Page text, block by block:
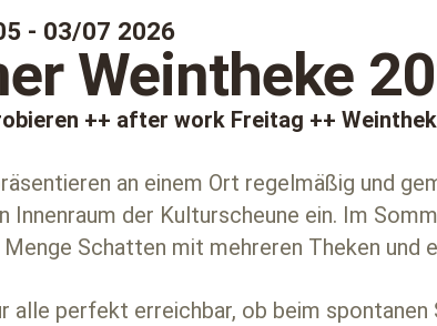
- 03/07 2026
Weintheke
++ after work Freitag ++
an einem Ort regelmäßig und
Innenraum der Kulturscheune ein. Im
Schatten mit mehreren Theken und
alle perfekt erreichbar, ob beim